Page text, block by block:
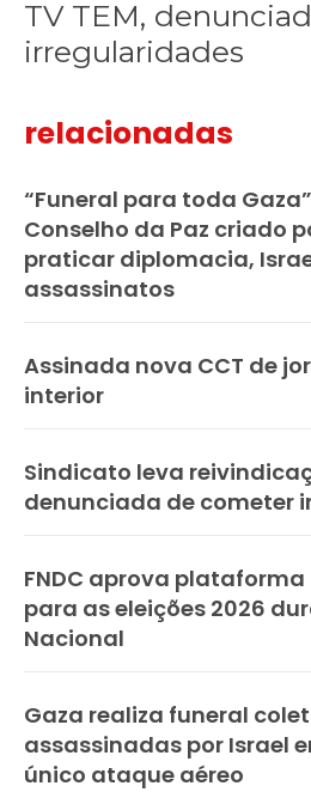
TV TEM,
irregularidades
relacionadas
“Funeral para toda
Conselho da Paz criado
praticar diplomacia,
assassinatos
Assinada nova CCT de
interior
Sindicato leva
denunciada de cometer
FNDC aprova
para as eleições 2026
Nacional
Gaza realiza funeral
assassinadas por Israel
único ataque aéreo